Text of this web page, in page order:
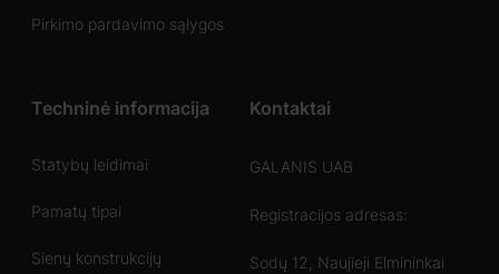
Pirkimo pardavimo sąlygos
Techninė informacija
Statybų leidimai
Pamatų tipai
Sienų konstrukcijų
Kontaktai
GALANIS UAB
Registracijos adresas:
Sodų 12, Naujieji Elmininkai